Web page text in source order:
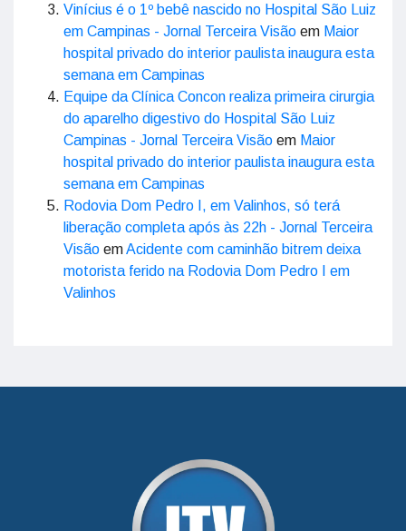
Vinícius é o 1º bebê nascido no Hospital São Luiz
em Campinas - Jornal Terceira Visão em Maior
hospital privado do interior paulista inaugura esta
semana em Campinas
Equipe da Clínica Concon realiza primeira cirurgia
do aparelho digestivo do Hospital São Luiz
Campinas - Jornal Terceira Visão em Maior
hospital privado do interior paulista inaugura esta
semana em Campinas
Rodovia Dom Pedro I, em Valinhos, só terá
liberação completa após às 22h - Jornal Terceira
Visão emAcidente com caminhão bitrem deixa
motorista ferido na Rodovia Dom Pedro I em
Valinhos